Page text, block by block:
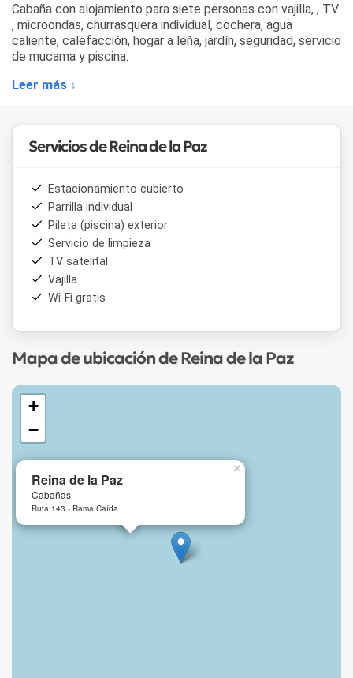
Cabaña con alojamiento para siete personas con vajilla, , TV
, microondas, churrasquera individual, cochera, agua
caliente, calefacción, hogar a leña, jardín, seguridad, servicio
de mucama y piscina.
Leer más ↓
Servicios de Reina de la Paz
Estacionamiento cubierto
Parrilla individual
Pileta (piscina) exterior
Servicio de limpieza
TV satelital
Vajilla
Wi-Fi gratis
Mapa de ubicación de Reina de la Paz
Reina de la Paz
Cabañas
Ruta 143 - Rama Caída
×
+
−